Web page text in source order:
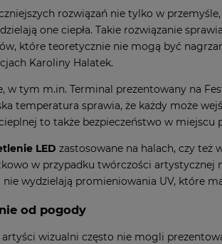
rozwiązań nie tylko w
one ciepła. Takie rozwiązanie
które teoretycznie nie mogą być
Karoliny Halatek.
w tym m.in. Terminal prezentowany na
temperatura sprawia, że każdy może
to także bezpieczeństwo w miejscu
LED zastosowane na halach, czy też
w przypadku twórczości artystycznej
nie wydzielają promieniowania UV, które
od pogody
artyści wizualni często nie mogli